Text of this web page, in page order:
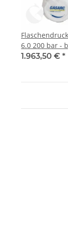
6.0 200 bar -
- 2-stufig -
1.963,50 € *